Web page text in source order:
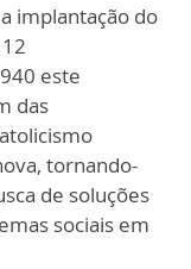
implantação do
este
das
tornando-
de soluções
sociais em